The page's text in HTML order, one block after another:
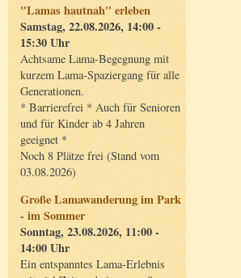
"Lamas hautnah" erleben
Samstag, 22.08.2026, 14:00 -
15:30 Uhr
Achtsame Lama-Begegnung mit
kurzem Lama-Spaziergang für alle
Generationen.
* Barrierefrei * Auch für Senioren
und für Kinder ab 4 Jahren
geeignet *
Noch 8 Plätze frei (Stand vom
03.08.2026)
Große Lamawanderung im Park
- im Sommer
Sonntag, 23.08.2026, 11:00 -
14:00 Uhr
Ein entspanntes Lama-Erlebnis